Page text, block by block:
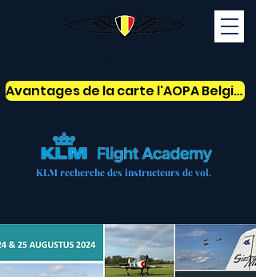
KLM recherche des instructeurs de vol.
Avantages de la carte l'AOPA Belgium